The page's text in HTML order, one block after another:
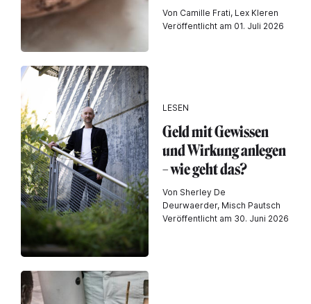
Von Camille Frati, Lex Kleren
Veröffentlicht am 01. Juli 2026
LESEN
Geld mit Gewissen
und Wirkung anlegen
– wie geht das?
Von Sherley De
Deurwaerder, Misch Pautsch
Veröffentlicht am 30. Juni 2026